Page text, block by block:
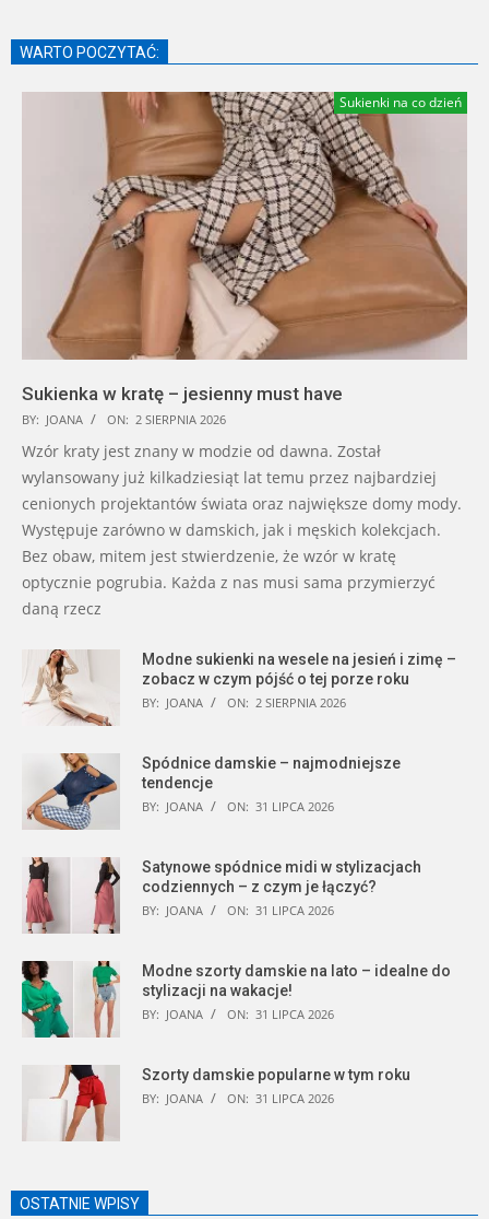
WARTO POCZYTAĆ:
Sukienki na co dzień
Sukienka w kratę – jesienny must have
BY: JOANA ON: 2 SIERPNIA 2026
Wzór kraty jest znany w modzie od dawna. Został
wylansowany już kilkadziesiąt lat temu przez najbardziej
cenionych projektantów świata oraz największe domy mody.
Występuje zarówno w damskich, jak i męskich kolekcjach.
Bez obaw, mitem jest stwierdzenie, że wzór w kratę
optycznie pogrubia. Każda z nas musi sama przymierzyć
daną rzecz
Modne sukienki na wesele na jesień i zimę –
zobacz w czym pójść o tej porze roku
BY: JOANA ON: 2 SIERPNIA 2026
Spódnice damskie – najmodniejsze
tendencje
BY: JOANA ON: 31 LIPCA 2026
Satynowe spódnice midi w stylizacjach
codziennych – z czym je łączyć?
BY: JOANA ON: 31 LIPCA 2026
Modne szorty damskie na lato – idealne do
stylizacji na wakacje!
BY: JOANA ON: 31 LIPCA 2026
Szorty damskie popularne w tym roku
BY: JOANA ON: 31 LIPCA 2026
OSTATNIE WPISY